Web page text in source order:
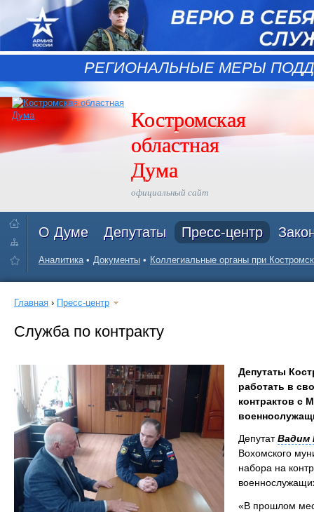
РЕГИОНАЛЬНЫЕ МЕРЫ
Костромская
областная
Дума
официальный сайт
О Думе Депутаты Пресс-центр
Аналитика Документы Коллегиальные органы при
Главная › Пресс-центр
Служба по контракту
Депутаты
работать в
контрактов с
ДепутатВадим
Вохомского
набора на
«В прошлом